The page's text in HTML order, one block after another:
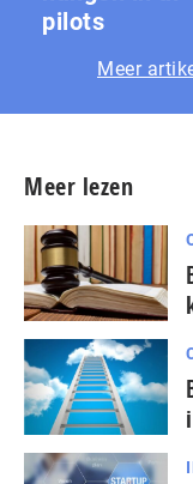
pilots
Meer
Meer lezen